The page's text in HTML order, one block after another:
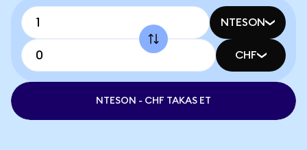
NTESON
CHF
NTESON - CHF TAKAS ET